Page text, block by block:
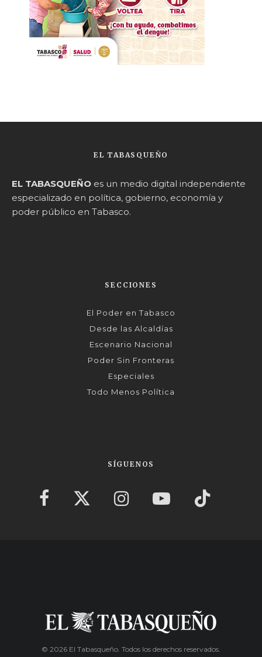
EL TABASQUEÑO
EL TABASQUEÑO es un medio digital independiente
especializado en política, gobierno, economía y
poder público en Tabasco.
SECCIONES
El Poder en Tabasco
Desde las Alcaldías
Escenario Nacional
Poder Sin Fronteras
Especiales
Todo Menos Política
SÍGUENOS
© 2026 El Tabasqueño. Todos los derechos reservados.